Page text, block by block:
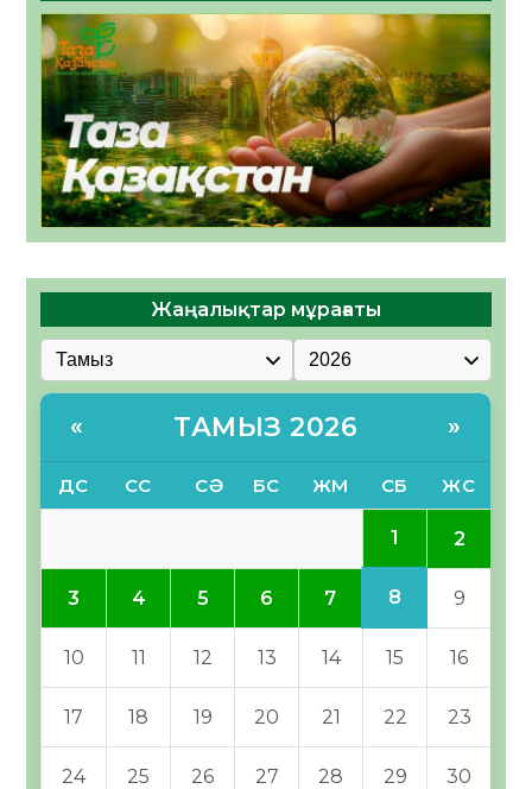
Жаңалықтар мұрағаты
« ТАМЫЗ 2026 »
ДС СС СӘ БС ЖМ СБ ЖС
1 2
3 4 5 6 7 8 9
10 11 12 13 14 15 16
17 18 19 20 21 22 23
24 25 26 27 28 29 30